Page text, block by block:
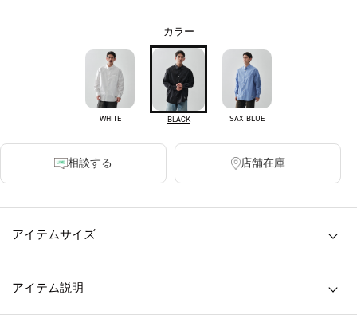
カラー
WHITE BLACK SAX BLUE
相談する 店舗在庫
アイテムサイズ
アイテム説明